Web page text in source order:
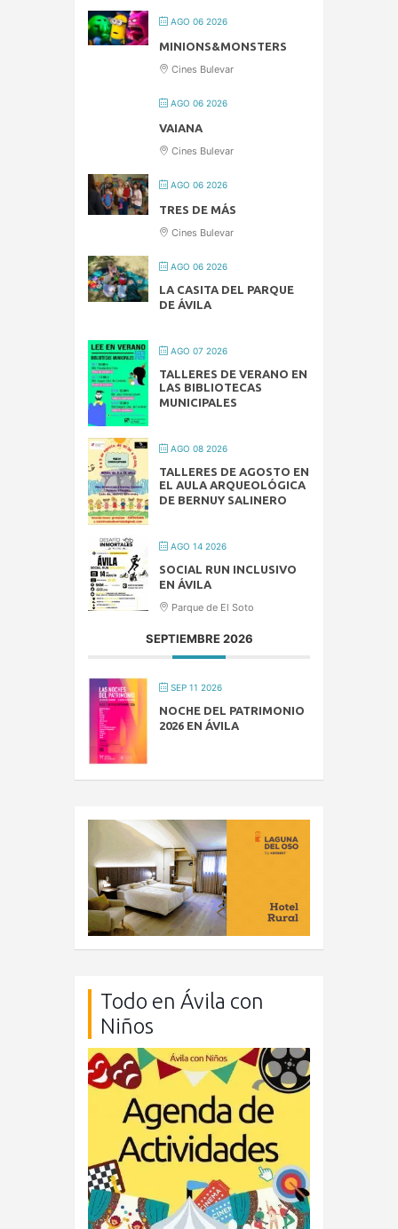
AGO 06 2026
MINIONS&MONSTERS
Cines Bulevar
AGO 06 2026
VAIANA
Cines Bulevar
AGO 06 2026
TRES DE MÁS
Cines Bulevar
AGO 06 2026
LA CASITA DEL PARQUE
DE ÁVILA
AGO 07 2026
TALLERES DE VERANO EN
LAS BIBLIOTECAS
MUNICIPALES
AGO 08 2026
TALLERES DE AGOSTO EN
EL AULA ARQUEOLÓGICA
DE BERNUY SALINERO
AGO 14 2026
SOCIAL RUN INCLUSIVO
EN ÁVILA
Parque de El Soto
SEPTIEMBRE 2026
SEP 11 2026
NOCHE DEL PATRIMONIO
2026 EN ÁVILA
Todo en Ávila con
Niños